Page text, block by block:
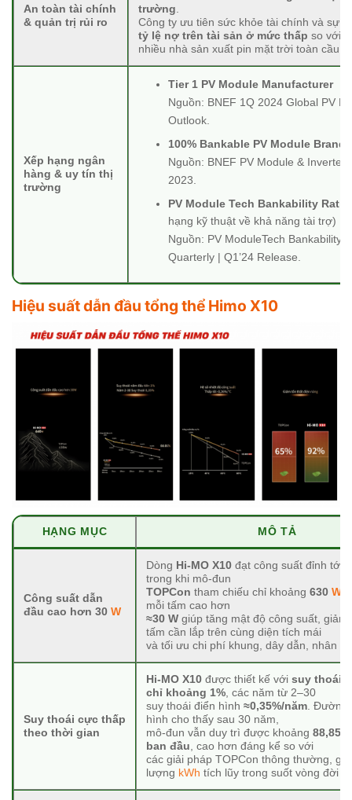
An toàn tài chính
& quản trị rủi ro
trường
Công ty ưu tiên sức khỏe tài chính và sự
tỷ lệ nợ trên tài sản ở mức thấp so với
nhiều nhà sản xuất pin mặt trời toàn cầu
Xếp hạng ngân
hàng & uy tín thị
trường
Tier 1 PV Module Manufacturer
Nguồn: BNEF 1Q 2024 Global PV
Outlook.
100% Bankable PV Module Brand
Nguồn: BNEF PV Module & Inverter
2023.
PV Module Tech Bankability
hạng kỹ thuật về khả năng tài trợ)
Nguồn: PV ModuleTech Bankability
Quarterly | Q1’24 Release.
Hiệu suất dẫn đầu tổng thể Himo X10
HẠNG MỤC MÔ TẢ
Công suất dẫn
đầu cao hơn 30 W
Dòng Hi-MO X10 đạt công suất đỉnh tới
trong khi mô-đun
TOPCon tham chiếu chỉ khoảng 630 W
mỗi tấm cao hơn
≈30 W giúp tăng mật độ công suất, giảm
tấm cần lắp trên cùng diện tích mái
và tối ưu chi phí khung, dây dẫn, nhân
Suy thoái cực thấp
theo thời gian
Hi-MO X10 được thiết kế với suy thoái
chỉ khoảng 1%, các năm từ 2–30
suy thoái điển hình ≈0,35%/năm. Đường
hình cho thấy sau 30 năm,
mô-đun vẫn duy trì được khoảng
ban đầu, cao hơn đáng kể so với
các giải pháp TOPCon thông thường,
lượng kWh tích lũy trong suốt vòng đời